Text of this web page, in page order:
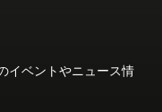
イベントやニュース情